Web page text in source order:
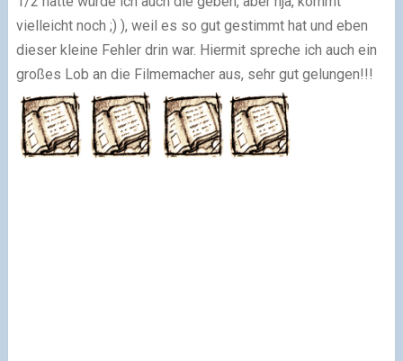
vielleicht noch ;) ), weil es so gut gestimmt hat und eben
dieser kleine Fehler drin war. Hiermit spreche ich auch ein
großes Lob an die Filmemacher aus, sehr gut gelungen!!!